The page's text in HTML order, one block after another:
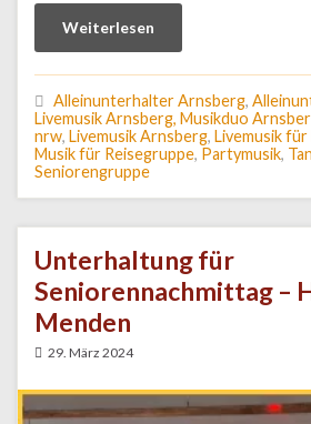
Weiterlesen
Alleinunterhalter Arnsberg,
Livemusik Arnsberg, Musikduo
nrw, Livemusik Arnsberg, Livemusik
Musik für Reisegruppe, Partymusik,
Seniorengruppe
Unterhaltung für
Seniorennachmittag –
Menden
29. März 2024